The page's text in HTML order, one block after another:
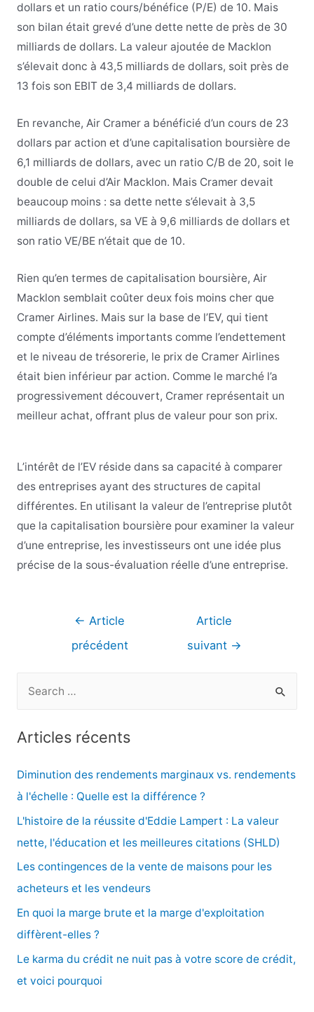
dollars et un ratio cours/bénéfice (P/E) de 10. Mais
son bilan était grevé d’une dette nette de près de 30
milliards de dollars. La valeur ajoutée de Macklon
s’élevait donc à 43,5 milliards de dollars, soit près de
13 fois son EBIT de 3,4 milliards de dollars.
En revanche, Air Cramer a bénéficié d’un cours de 23
dollars par action et d’une capitalisation boursière de
6,1 milliards de dollars, avec un ratio C/B de 20, soit le
double de celui d’Air Macklon. Mais Cramer devait
beaucoup moins : sa dette nette s’élevait à 3,5
milliards de dollars, sa VE à 9,6 milliards de dollars et
son ratio VE/BE n’était que de 10.
Rien qu’en termes de capitalisation boursière, Air
Macklon semblait coûter deux fois moins cher que
Cramer Airlines. Mais sur la base de l’EV, qui tient
compte d’éléments importants comme l’endettement
et le niveau de trésorerie, le prix de Cramer Airlines
était bien inférieur par action. Comme le marché l’a
progressivement découvert, Cramer représentait un
meilleur achat, offrant plus de valeur pour son prix.
L’intérêt de l’EV réside dans sa capacité à comparer
des entreprises ayant des structures de capital
différentes. En utilisant la valeur de l’entreprise plutôt
que la capitalisation boursière pour examiner la valeur
d’une entreprise, les investisseurs ont une idée plus
précise de la sous-évaluation réelle d’une entreprise.
Navigation
l’article
← Article
précédent
Article
suivant →
e
r
Articles récents
Diminution des rendements marginaux vs. rendements
à l'échelle : Quelle est la différence ?
L'histoire de la réussite d'Eddie Lampert : La valeur
nette, l'éducation et les meilleures citations (SHLD)
Les contingences de la vente de maisons pour les
acheteurs et les vendeurs
En quoi la marge brute et la marge d'exploitation
diffèrent-elles ?
Le karma du crédit ne nuit pas à votre score de crédit,
et voici pourquoi